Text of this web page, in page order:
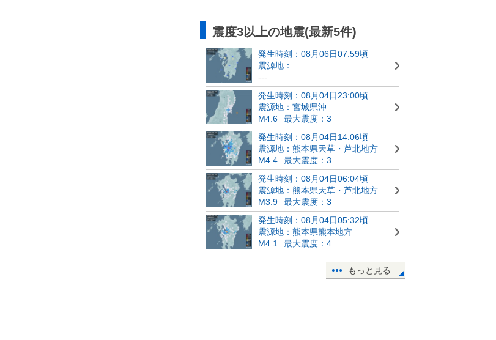
震度3以上の地震(最新5件)
発生時刻：08月06日07:59頃
震源地：
---
発生時刻：08月04日23:00頃
震源地：宮城県沖
M4.6
最大震度：3
発生時刻：08月04日14:06頃
震源地：熊本県天草・芦北地方
M4.4
最大震度：3
発生時刻：08月04日06:04頃
震源地：熊本県天草・芦北地方
M3.9
最大震度：3
発生時刻：08月04日05:32頃
震源地：熊本県熊本地方
M4.1
最大震度：4
もっと見る